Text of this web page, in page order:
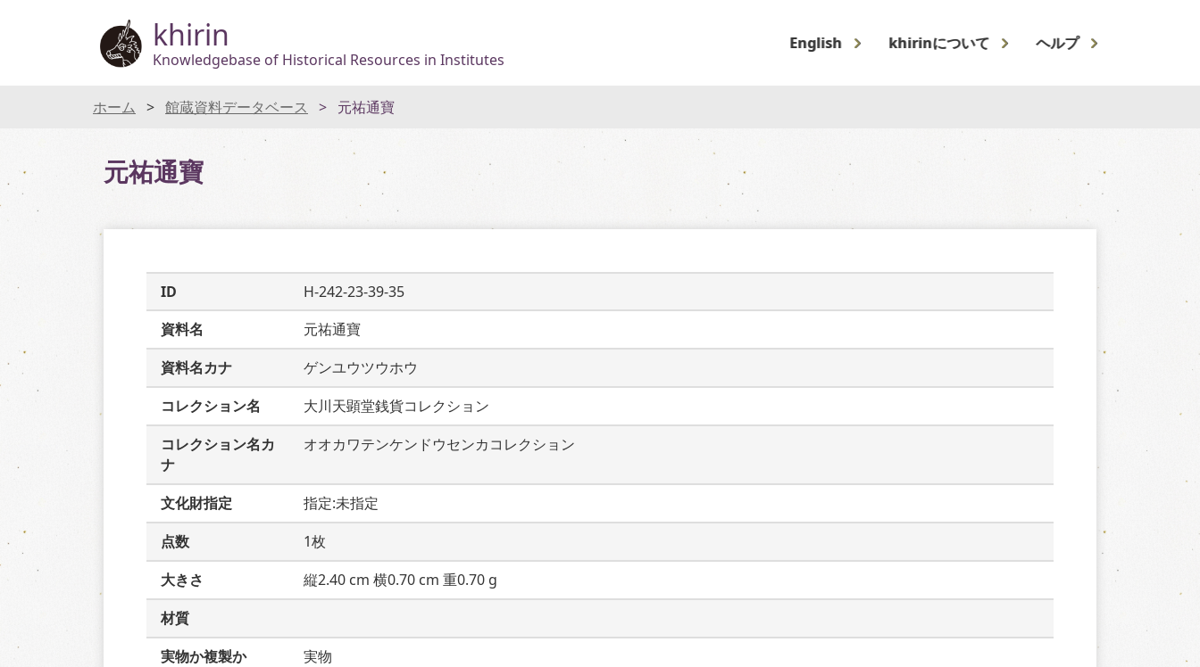
khirin
Knowledgebase of Historical Resources in Institutes
English khirinについて ヘルプ
ホーム 館蔵資料データベース 元祐通寶
元祐通寶
ID
H-242-23-39-35
資料名
元祐通寶
資料名カナ
ゲンユウツウホウ
コレクション名
大川天顕堂銭貨コレクション
コレクション名カ
ナ
オオカワテンケンドウセンカコレクション
文化財指定
指定:未指定
点数
1枚
大きさ
縦2.40 cm 横0.70 cm 重0.70 g
材質
実物か複製か
実物